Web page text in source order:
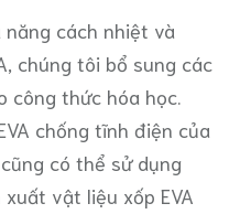
cách nhiệt và
chúng tôi bổ sung các
công thức hóa học.
chống tĩnh điện của
có thể sử dụng
vật liệu xốp EVA